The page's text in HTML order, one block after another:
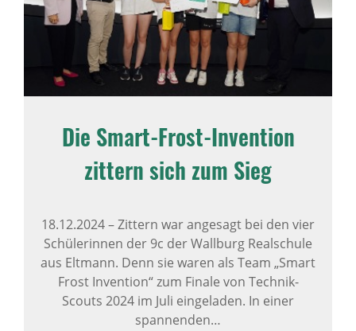
Die Smart-Frost-Invention
zittern sich zum Sieg
18.12.2024–Zittern war angesagt bei den vier
Schülerinnen der 9c der Wallburg Realschule
aus Eltmann. Denn sie waren als Team „Smart
Frost Invention“ zum Finale von Technik-
Scouts 2024 im Juli eingeladen. In einer
spannenden…